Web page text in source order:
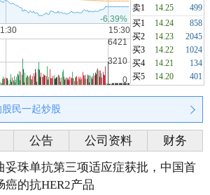
卖1
14.25
499
买1
14.24
858
买2
14.23
2045
买3
14.22
1024
买4
14.21
134
买5
14.20 401
民一起炒股
公告 公司资料
财务
妥珠单抗第三项适应症获批，中国首
的抗HER2产品